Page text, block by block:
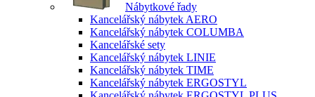
Nábytkové řady
Kancelářský nábytek AERO
Kancelářský nábytek COLUMBA
Kancelářské sety
Kancelářský nábytek LINIE
Kancelářský nábytek TIME
Kancelářský nábytek ERGOSTYL